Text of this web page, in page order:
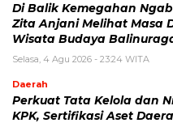
Di Balik Kemegahan
Zita Anjani Melihat Masa
Wisata Budaya
Selasa, 4 Agu 2026 - 23:24 WITA
Daerah
Perkuat Tata Kelola dan
KPK, Sertifikasi Aset